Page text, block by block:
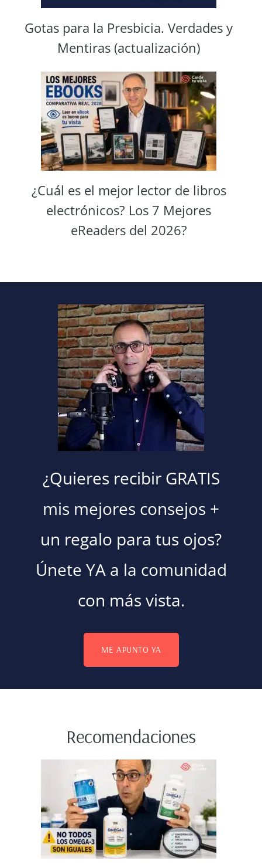
Gotas para la Presbicia. Verdades y
Mentiras (actualización)
¿Cuál es el mejor lector de libros
electrónicos? Los 7 Mejores
eReaders del 2026?
¿Quieres recibir GRATIS
mis mejores consejos +
un regalo para tus ojos?
Únete YA a la comunidad
con más vista.
ME APUNTO YA
Recomendaciones